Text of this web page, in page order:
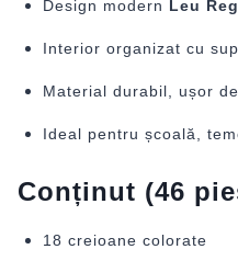
Design modern Leu
Interior organizat cu
Material durabil, ușor
Ideal pentru școală,
Conținut (46
18 creioane colorate